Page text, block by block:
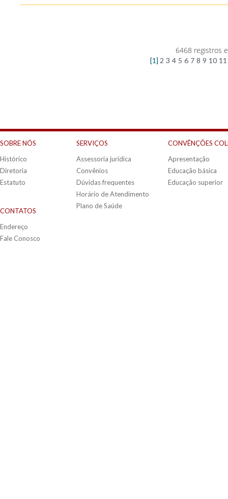
6468 registros
[1] 2 3 4 5 6 7 8 9 10 11
SOBRE NÓS
Histórico
Diretoria
Estatuto
CONTATOS
Endereço
Fale Conosco
SERVIÇOS
Assessoria jurídica
Convênios
Dúvidas frequentes
Horário de Atendimento
Plano de Saúde
CONVÊNÇÕES
Apresentação
Educação básica
Educação superior